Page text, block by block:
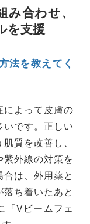
み合わせ、
を支援
法を教えてく
によって皮膚の
です。正しい
質を改善し、
紫外線の対策を
は、外用薬と
ち着いたあと
「Vビームフェ